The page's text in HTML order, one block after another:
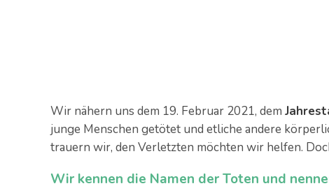
Wir nähern uns dem 19. Februar 2021, dem
junge Menschen getötet und etliche andere
trauern wir, den Verletzten möchten wir helfen.
Wir kennen die Namen der Toten und